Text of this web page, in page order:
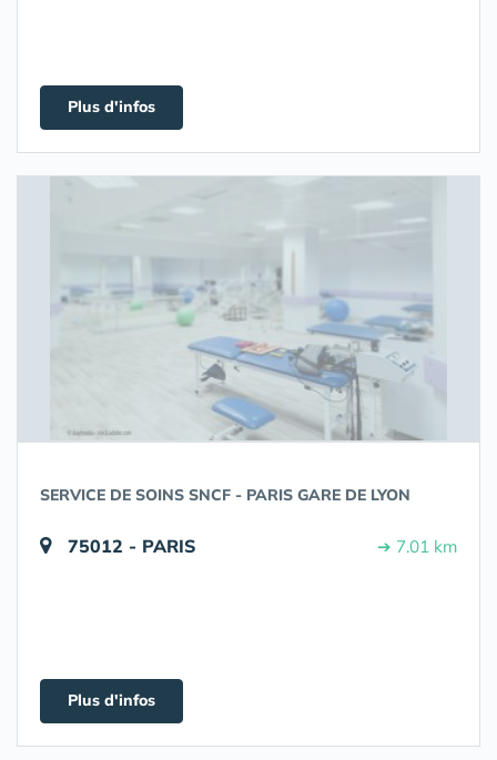
Plus d'infos
SERVICE DE SOINS SNCF - PARIS GARE DE LYON
75012 - PARIS ➔ 7.01 km
Plus d'infos